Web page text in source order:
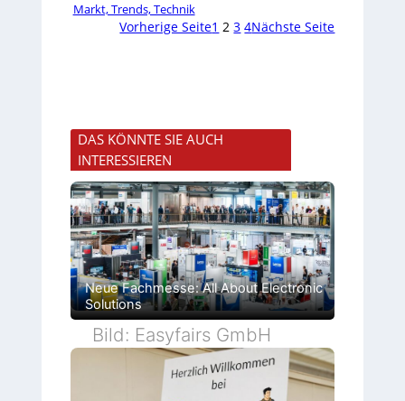
Markt, Trends, Technik
Vorherige Seite1 2 3 4Nächste Seite
DAS KÖNNTE SIE AUCH
INTERESSIEREN
Neue Fachmesse: All About Electronic
Solutions
Bild: Easyfairs GmbH